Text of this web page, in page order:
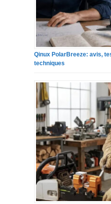
Qinux PolarBreeze: avis,
techniques